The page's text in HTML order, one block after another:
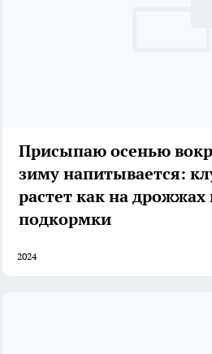
Присыпаю осенью
зиму напитывается:
растет как на дрожжах
подкормки
2024